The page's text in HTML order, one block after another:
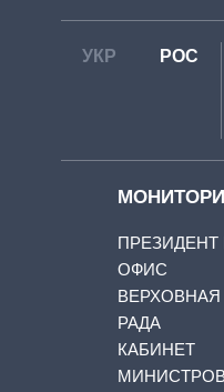
УКР РОС
ПРЕЗИДЕНТ
ОФИС
ВЕРХОВНАЯ
РАДА
КАБИНЕТ